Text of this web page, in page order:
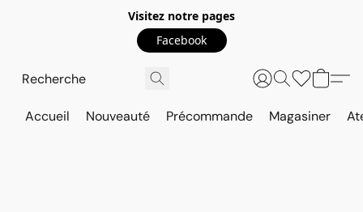
Visitez notre pages
Facebook
Accueil Nouveauté Précommande Magasiner